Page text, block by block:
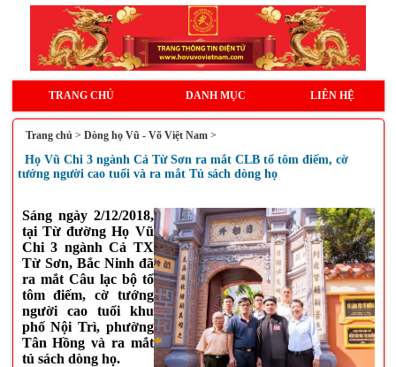
TRANG CHỦ DANH MỤC LIÊN HỆ
Trang chủ > Dòng họ Vũ - Võ Việt Nam>
Họ Vũ Chi 3 ngành Cả Từ Sơn ra mắt CLB tổ tôm điếm, cờ
tướng người cao tuổi và ra mắt Tủ sách dòng họ
Sáng ngày 2/12/2018,
tại Từ đường Họ Vũ
Chi 3 ngành Cả TX
Từ Sơn, Bắc Ninh đã
ra mắt Câu lạc bộ tổ
tôm điếm, cờ tướng
người cao tuổi khu
phố Nội Trì, phường
Tân Hồng và ra mắt
tủ sách dòng họ.